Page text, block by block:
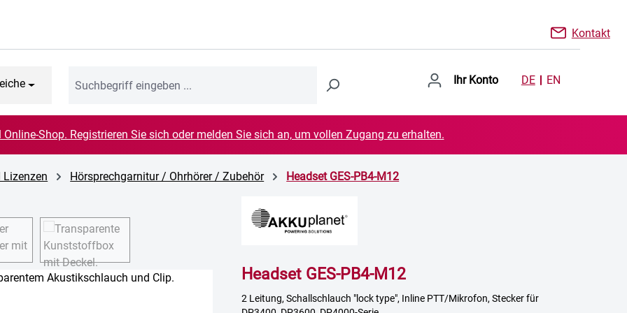
Kontakt
Ihr Konto DE EN
Shop. Registrieren Sie sich oder melden Sie sich an, um vollen Zugang zu erhalten.
Lizenzen Hörsprechgarnitur / Ohrhörer / Zubehör Headset GES-PB4-M12
Headset GES-PB4-M12
2 Leitung, Schallschlauch "lock type", Inline PTT/Mikrofon, Stecker für